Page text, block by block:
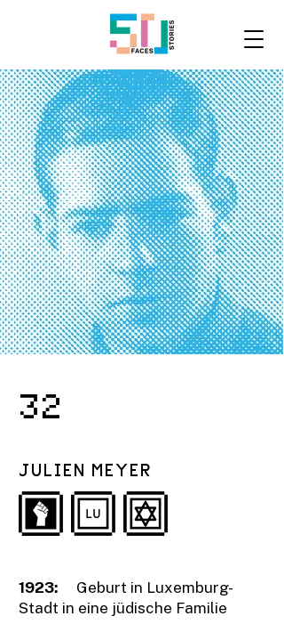
32
JULIEN MEYER
1923: Geburt in Luxemburg-
Stadt in eine jüdische Familie